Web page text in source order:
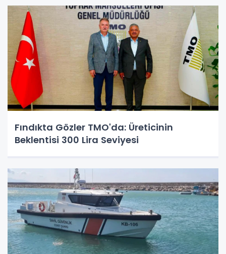
Fındıkta Gözler TMO'da: Üreticinin
Beklentisi 300 Lira Seviyesi